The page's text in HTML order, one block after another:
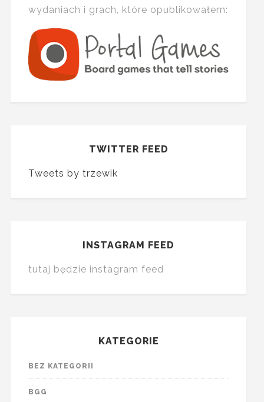
wydaniach i grach, które opublikowałem:
TWITTER FEED
Tweets by trzewik
INSTAGRAM FEED
tutaj będzie instagram feed
KATEGORIE
BEZ KATEGORII
BGG